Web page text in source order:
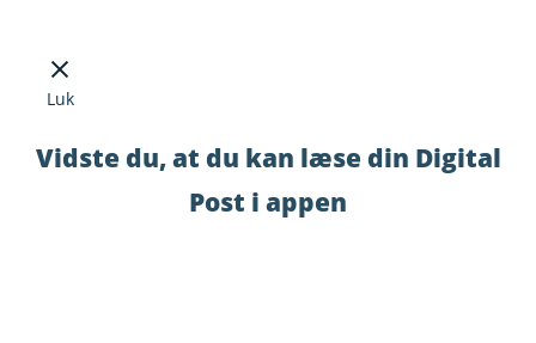
Luk
Vidste du, at du kan læse din Digital
Post i appen